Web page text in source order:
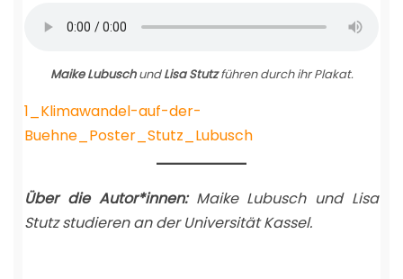
Maike LubuschundLisa Stutzführen durch ihr Plakat.
1_Klimawandel-auf-der-
Buehne_Poster_Stutz_Lubusch
Über die Autor*innen:Maike Lubusch und Lisa
Stutz studieren an der Universität Kassel.